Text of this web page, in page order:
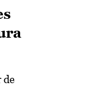
de